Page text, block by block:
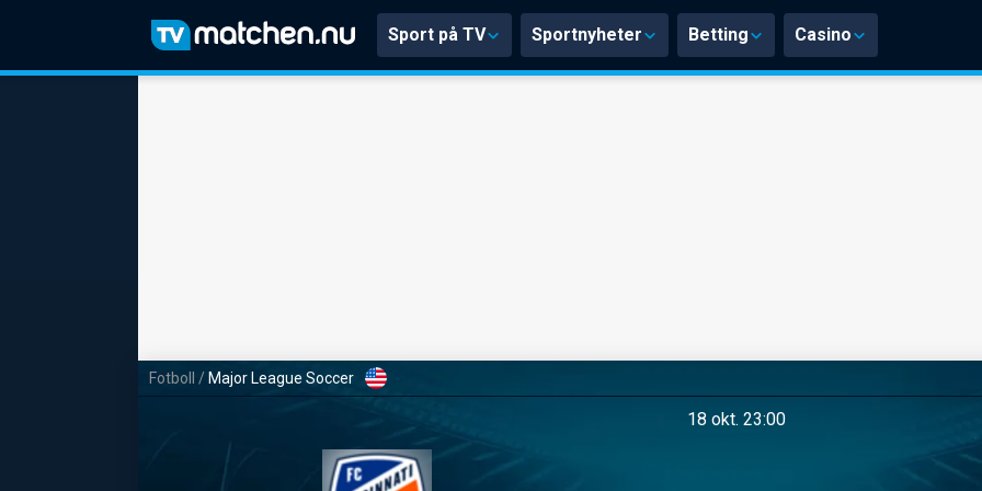
Sport på TV Sportnyheter Betting Casino
Fotboll / Major League Soccer
18 okt. 23:00